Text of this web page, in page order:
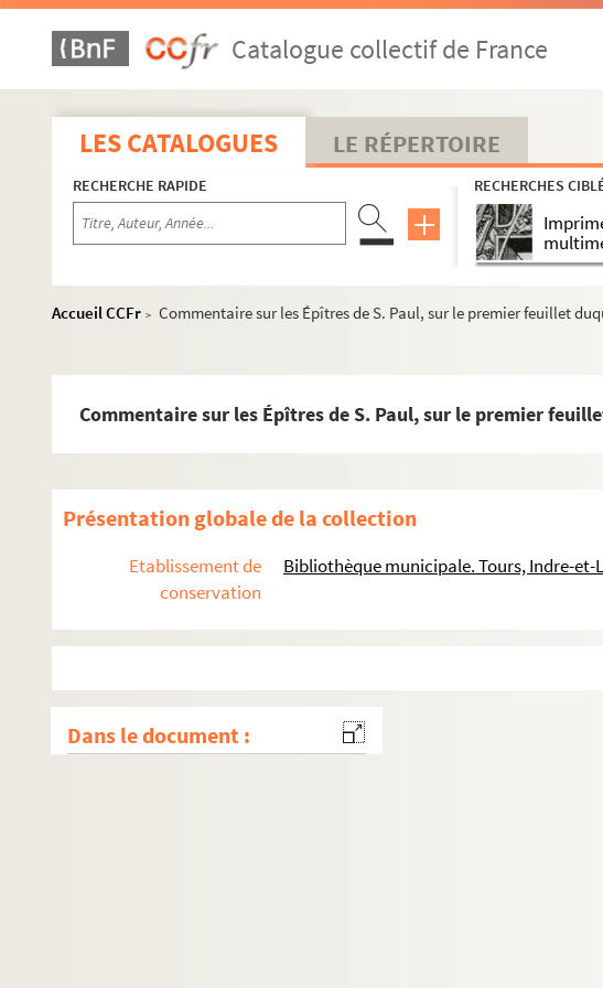
Catalogue collectif de France
LES CATALOGUES LE RÉPERTOIRE
RECHERCHE RAPIDE RECHERCHES
Accueil CCFr > Commentaire sur les Épîtres de S. Paul, sur le premier feuillet
Présentation globale de la collection
Etablissement de
conservation
Bibliothèque municipale. Tours, Indre-et-
Dans le document :